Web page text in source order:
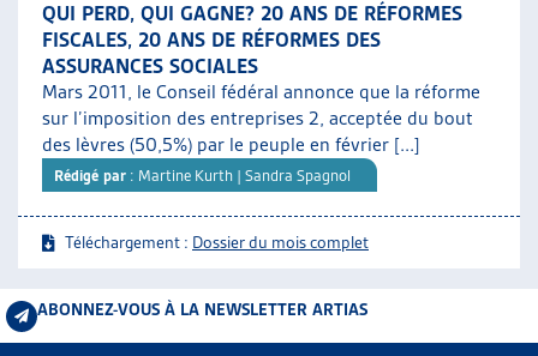
QUI PERD, QUI GAGNE? 20 ANS DE RÉFORMES
FISCALES, 20 ANS DE RÉFORMES DES
ASSURANCES SOCIALES
Mars 2011, le Conseil fédéral annonce que la réforme
sur l’imposition des entreprises 2, acceptée du bout
des lèvres (50,5%) par le peuple en février [...]
Rédigé par : Martine Kurth | Sandra Spagnol
Téléchargement : Dossier du mois complet
ABONNEZ-VOUS À LA NEWSLETTER ARTIAS